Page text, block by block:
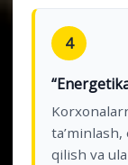
4
qilish va